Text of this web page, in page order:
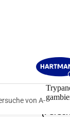
von A-